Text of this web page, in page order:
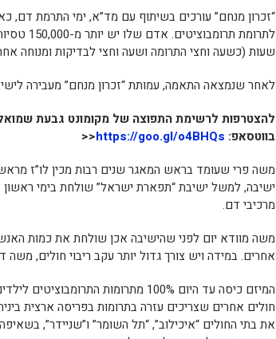
“זכרון מנחם” עורכים בשיתוף עם מד”א, ימי התרמת
לתרומת
שעות (כשעה וחצי התרומה ושעה וחצי לבדיקות ומנוחה
לאחר שנמצאה התאמה, עמותת “זכרון מנחם” מעבירה
להצטרפות לרשימת התפוצה של מקומונט גבעת
בווטסאפ: https://goo.gl/o4BHQs
<<
משה פרי שעומד בראש המאגר שנים רבות מכין לו”ז
מרכיבי דם.
משה מוודא יום לפני שהישיבה אכן שולחת את כמות
אחרים. במידה ויש צורך גדול יותר עקב ריבוי חולים, משה
המיזם כיסה עד היום 100% מתרומות
חולים אחרים שצריכים עזרה בתרומות בפריסה ארצית